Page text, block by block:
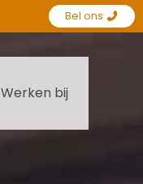
Bel ons
Werken bij